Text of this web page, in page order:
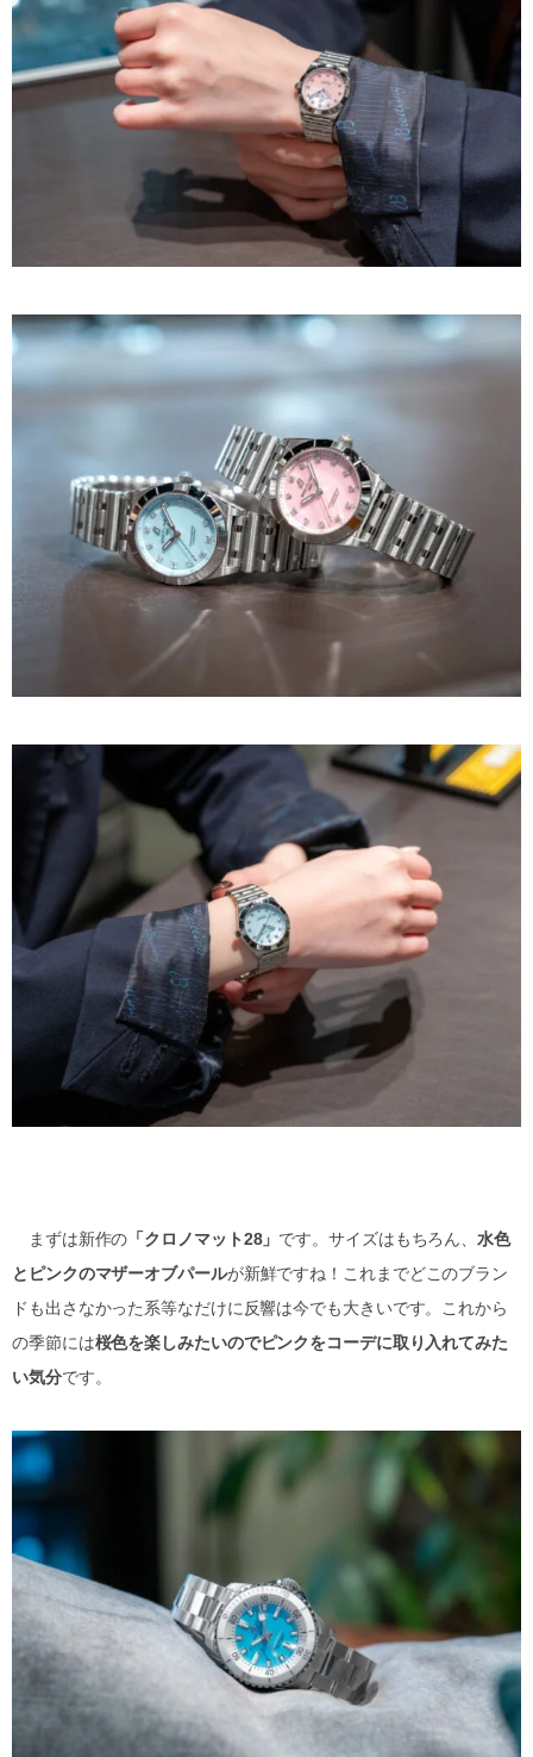
まずは新作の 「クロノマット28」 です。サイズはもちろん、水色
とピンクのマザーオブパールが新鮮ですね！これまでどこのブラン
ドも出さなかった系等なだけに反響は今でも大きいです。これから
の季節には桜色を楽しみたいのでピンクをコーデに取り入れてみた
い気分です。